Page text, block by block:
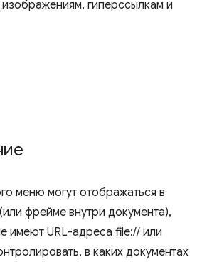
гиперссылкам и
меню могут отображаться в
фрейме внутри документа),
имеют URL-адреса file:// или
в каких документах